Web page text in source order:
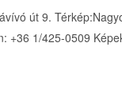
út 9.
+36 1/425-0509